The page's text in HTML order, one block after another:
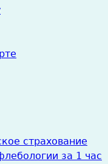
страхование
за 1 час